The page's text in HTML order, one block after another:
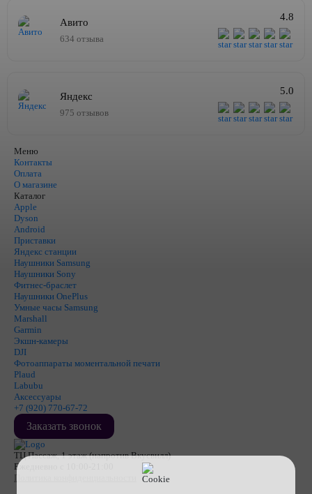
Авито
634 отзыва
4.8
Яндекс
975 отзывов
5.0
Меню
Контакты
Оплата
О магазине
Каталог
Apple
Dyson
Android
Приставки
Яндекс станции
Наушники Samsung
Наушники Sony
Фитнес-браслет
Наушники OnePlus
Умные часы Samsung
Marshall
Garmin
Экшн-камеры
DJI
Фотоаппараты моментальной печати
Plaud
Labubu
Аксессуары
+7 (920) 770-67-72
Заказать звонок
ТЦ Пассаж, 1 этаж (напротив Вкусвилл)
Ежедневно с 10:00-21:00
Политика конфиденциальности